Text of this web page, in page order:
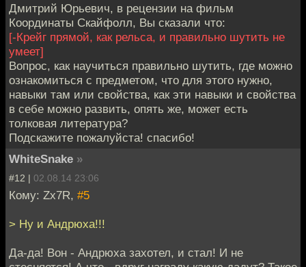
Дмитрий Юрьевич, в рецензии на фильм
Координаты Скайфолл, Вы сказали что:
[-Крейг прямой, как рельса, и правильно шутить не
умеет]
Вопрос, как научиться правильно шутить, где можно
ознакомиться с предметом, что для этого нужно,
навыки там или свойства, как эти навыки и свойства
в себе можно развить, опять же, может есть
толковая литература?
Подскажите пожалуйста! спасибо!
WhiteSnake »
#12 | 02.08.14 23:06
Кому: Zx7R, #5
> Ну и Андрюха!!!
Да-да! Вон - Андрюха захотел, и стал! И не